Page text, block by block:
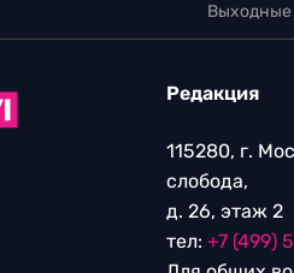
Выходные
Редакция
115280, г.
слобода,
д. 26, этаж 2
тел: +7 (499)